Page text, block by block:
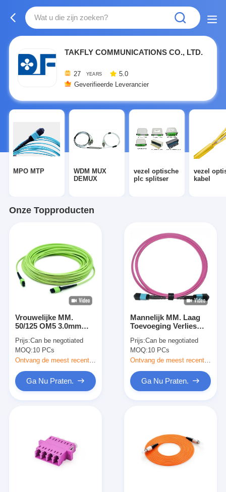
TAKFLY COMMUNICATIONS CO., LTD.
27 YEARS
5.0
Geverifieerde Leverancier
MPO MTP
WDM MUX
DEMUX
vezel optische
plc splitser
vezel
kabel
Onze Topproducten
Vrouwelijke MM.
50/125 OM5 3.0mm
Patchcord van 400G
MPO MTP
Prijs:Can be negotiated
MOQ:10 PCs
Ontvang de meest recente Prijs
Ga Nu Praten.
Mannelijk MM. Laag
Toevoeging Verlies
Vezel Optische
Patchcord van 100G
MPO MTP
Prijs:Can be negotiated
MOQ:10 PCs
Ga Nu Praten.